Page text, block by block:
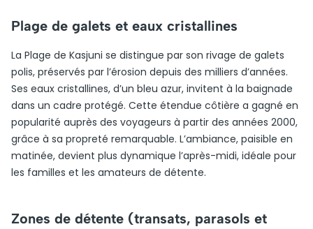
Plage de galets et eaux cristallines
La Plage de Kasjuni se distingue par son rivage de galets
polis, préservés par l’érosion depuis des milliers d’années.
Ses eaux cristallines, d’un bleu azur, invitent à la baignade
dans un cadre protégé. Cette étendue côtière a gagné en
popularité auprès des voyageurs à partir des années 2000,
grâce à sa propreté remarquable. L’ambiance, paisible en
matinée, devient plus dynamique l’après-midi, idéale pour
les familles et les amateurs de détente.
Zones de détente (transats, parasols et